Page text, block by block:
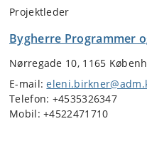
Projektleder
Bygherre Programmer
Nørregade 10, 1165
E-mail:
Telefon: +4535326347
Mobil: +4522471710